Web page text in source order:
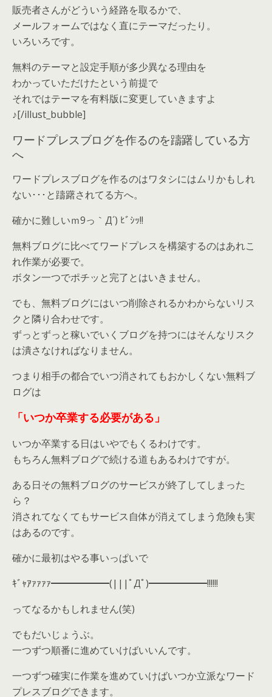
販売者さんがどういう経路を取るかで、
メールフォームではなく直にテーマだったり。
いろいろです。
無料のテーマと設定手順が多少異なる理由を
わかっていただけたという前提で
それではテーマを有料版に変更していきますよ
♪[/illust_bubble]
ワードプレスブログを作るのを躊躇している方
へ
ワードプレスブログを作るのはワタシにはムリかもしれ
ない･･･と躊躇されてる方へ。
確かに難しいｍ9っ｀Д´) ﾋﾞｼｯ!!
無料ブログに比べてワードプレスを構築するのはあれこ
れ作業が必要で。
ボタン一つでポチッと完了とはいきません。
でも、無料ブログにはいつ削除されるかわからないリス
クと隣り合わせです。
ずっとずっと稼いでいくブログを持つにはそんなリスク
は潰さなければなりません。
つまり相手の都合でいつ消されてもおかしくない無料ブ
ログは
「いつか卒業する必要がある」
いつか卒業する日はいやでもくるわけです。
もちろん無料ブログで続ける道もあるわけですが。
ある日その無料ブログのサービスが終了してしまった
ら？
消されてなくてもサービス自体が消えてしまう危険も実
はあるのです。
確かに最初はやる事いっぱいで
ｷﾞｬｱｧｧｧｧ━━━━━━(|||ﾟДﾟ)━━━━━━!!!!!!
ってなるかもしれません(笑)
でもだいじょうぶ。
一つずつ順番に進めていけばいいんです。
一つずつ確実に作業を進めていけばいつか立派なワード
プレスブログできます。